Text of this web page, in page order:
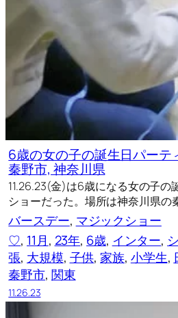
6歳の女の子の誕生日パーテ
秦野市, 神奈川県
11.26.23(金)は6歳になる女の子の
ショーだった。場所は神奈川県の
バースデー, マジックショー
♡, 11月, 23年, 6歳, インター,
張, 大規模, 子供, 家族, 小学生,
秦野市, 関東
11.26.23